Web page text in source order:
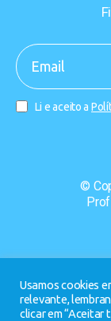
Li e aceito a
©
Usamos cookies
relevante,
clicar em “Aceitar